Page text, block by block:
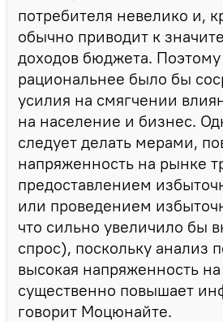
потребителя невелико и,
обычно приводит к
доходов бюджета. Поэтому
рациональнее было бы
усилия на смягчении
на население и бизнес.
следует делать мерами,
напряженность на рынке
предоставлением
или проведением
что сильно увеличило бы
спрос), поскольку анализ
высокая напряженность
существенно повышает
говорит Моцюнайте.